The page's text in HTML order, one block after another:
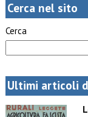
Cerca nel sito
Cerca
Ultimi articoli